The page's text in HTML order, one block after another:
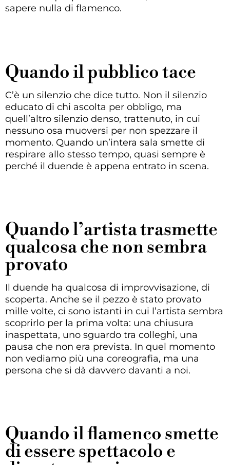
sapere nulla di flamenco.
Quando il pubblico tace
C’è un silenzio che dice tutto. Non il silenzio
educato di chi ascolta per obbligo, ma
quell’altro silenzio denso, trattenuto, in cui
nessuno osa muoversi per non spezzare il
momento. Quando un’intera sala smette di
respirare allo stesso tempo, quasi sempre è
perché il duende è appena entrato in scena.
Quando l’artista trasmette
qualcosa che non sembra
provato
Il duende ha qualcosa di improvvisazione, di
scoperta. Anche se il pezzo è stato provato
mille volte, ci sono istanti in cui l’artista sembra
scoprirlo per la prima volta: una chiusura
inaspettata, uno sguardo tra colleghi, una
pausa che non era prevista. In quel momento
non vediamo più una coreografia, ma una
persona che si dà davvero davanti a noi.
Quando il flamenco smette
di essere spettacolo e